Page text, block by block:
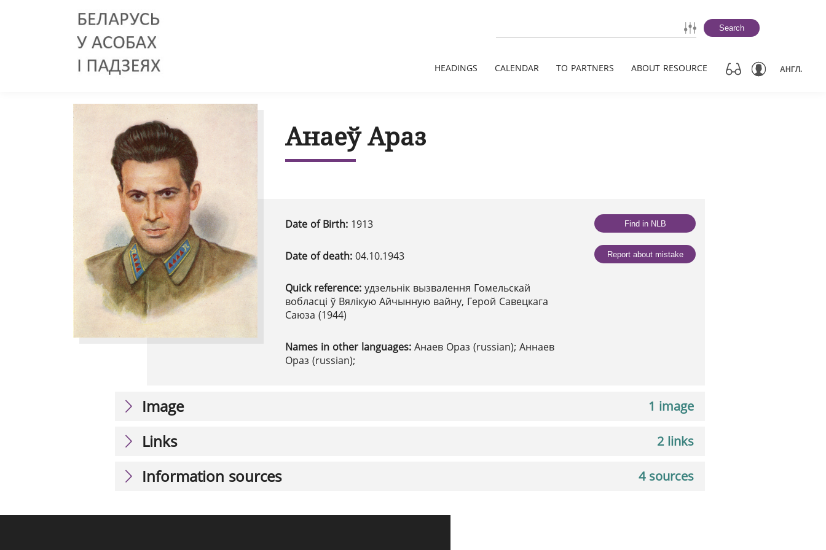
Search
HEADINGS CALENDAR TO PARTNERS ABOUT RESOURCE АНГЛ.
Анаеў Араз
Date of Birth: 1913
Date of death: 04.10.1943
Quick reference: удзельнік вызвалення Гомельскай
вобласці ў Вялікую Айчынную вайну, Герой Савецкага
Саюза (1944)
Names in other languages: Анаев Ораз (russian); Аннаев
Ораз (russian);
Find in NLB
Report about mistake
1 image
Image
2 links
Links
4 sources
Information sources